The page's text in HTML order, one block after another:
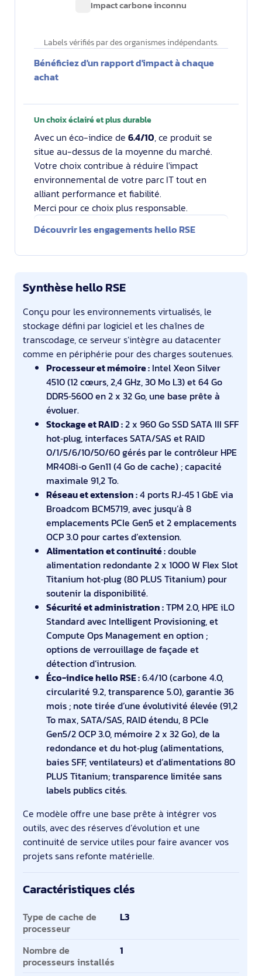
Impact carbone inconnu
Labels vérifiés par des organismes indépendants.
Bénéficiez d'un rapport d'impact à chaque
achat
Un choix éclairé et plus durable
Avec un éco-indice de 6.4/10, ce produit se
situe au-dessus de la moyenne du marché.
Votre choix contribue à réduire l'impact
environnemental de votre parc IT tout en
alliant performance et fiabilité.
Merci pour ce choix plus responsable.
Découvrir les engagements hello RSE
Synthèse hello RSE
Conçu pour les environnements virtualisés, le
stockage défini par logiciel et les chaînes de
transcodage, ce serveur s’intègre au datacenter
comme en périphérie pour des charges soutenues.
Processeur et mémoire : Intel Xeon Silver
4510 (12 cœurs, 2,4 GHz, 30 Mo L3) et 64 Go
DDR5‑5600 en 2 x 32 Go, une base prête à
évoluer.
Stockage et RAID :2 x 960 Go SSD SATA III SFF
hot‑plug, interfaces SATA/SAS et RAID
0/1/5/6/10/50/60 gérés par le contrôleur HPE
MR408i‑o Gen11 (4 Go de cache) ; capacité
maximale 91,2 To.
Réseau et extension :4 ports RJ‑45 1 GbE via
Broadcom BCM5719, avec jusqu’à 8
emplacements PCIe Gen5 et 2 emplacements
OCP 3.0 pour cartes d’extension.
Alimentation et continuité :double
alimentation redondante 2 x 1000 W Flex Slot
Titanium hot‑plug (80 PLUS Titanium) pour
soutenir la disponibilité.
Sécurité et administration :TPM 2.0, HPE iLO
Standard avec Intelligent Provisioning, et
Compute Ops Management en option ;
options de verrouillage de façade et
détection d’intrusion.
Éco-indice hello RSE :6.4/10 (carbone 4.0,
circularité 9.2, transparence 5.0), garantie 36
mois ; note tirée d’une évolutivité élevée (91,2
To max, SATA/SAS, RAID étendu, 8 PCIe
Gen5/2 OCP 3.0, mémoire 2 x 32 Go), de la
redondance et du hot‑plug (alimentations,
baies SFF, ventilateurs) et d’alimentations 80
PLUS Titanium; transparence limitée sans
labels publics cités.
Ce modèle offre une base prête à intégrer vos
outils, avec des réserves d’évolution et une
continuité de service utiles pour faire avancer vos
projets sans refonte matérielle.
Caractéristiques clés
Caractéristiques clés
Type de cache de
processeur
L3
Nombre de
processeurs installés
1